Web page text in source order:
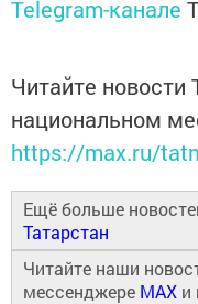
Telegram-канале
Читайте новости
национальном
https://max.ru/
Ещё больше
Татарстан
Читайте наши
мессенджере MAX и